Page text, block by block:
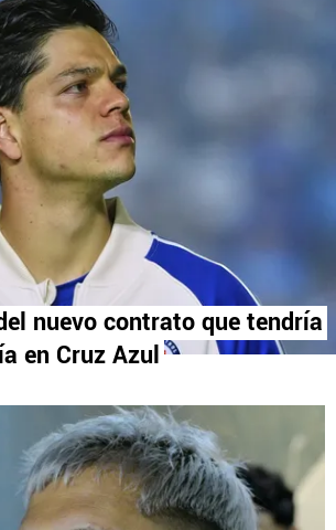
de las ofertas presentadas en esta página
pago a
Vamos Azul. Este pago puede influir en
los operadores de juego en la página y en el
pero no influye en nuestras evaluaciones.
nuevo contrato que tendría
en Cruz Azul